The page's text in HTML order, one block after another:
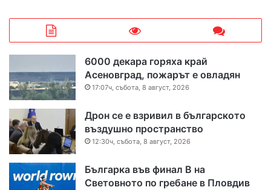
6000 декара горяха край
Асеновград, пожарът е овладян
17:07ч, събота, 8 август, 2026
Дрон се е взривил в българското
въздушно пространство
12:30ч, събота, 8 август, 2026
Българка във финал B на
Световното по гребане в Пловдив